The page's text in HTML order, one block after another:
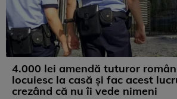
4.000 lei amendă tuturor
locuiesc la casă și fac acest
crezând că nu îi vede nimeni